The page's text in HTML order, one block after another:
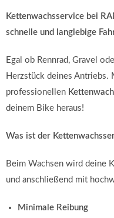
Kettenwachsservice bei
schnelle und langlebige
Egal ob Rennrad, Gravel
Herzstück deines Antriebs.
professionellen
deinem Bike heraus!
Was ist der
Beim Wachsen wird deine
und anschließend mit
Minimale Reibung